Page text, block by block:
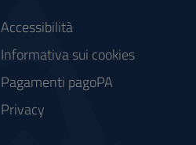
Accessibilità
Informativa sui cookies
Pagamenti pagoPA
Privacy